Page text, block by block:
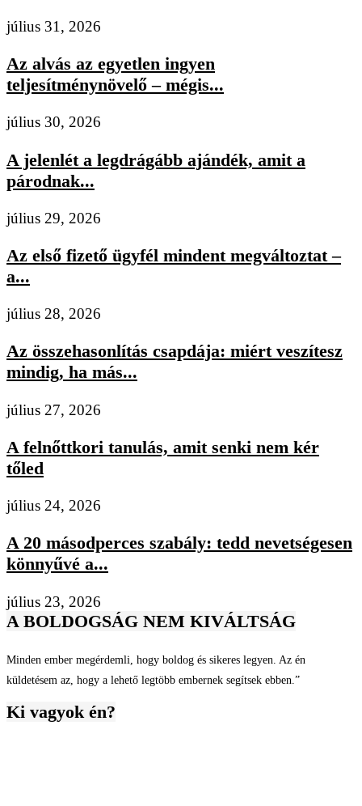
július 31, 2026
Az alvás az egyetlen ingyen
teljesítménynövelő – mégis...
július 30, 2026
A jelenlét a legdrágább ajándék, amit a
párodnak...
július 29, 2026
Az első fizető ügyfél mindent megváltoztat –
a...
július 28, 2026
Az összehasonlítás csapdája: miért veszítesz
mindig, ha más...
július 27, 2026
A felnőttkori tanulás, amit senki nem kér
tőled
július 24, 2026
A 20 másodperces szabály: tedd nevetségesen
könnyűvé a...
július 23, 2026
A BOLDOGSÁG NEM KIVÁLTSÁG
Minden ember megérdemli, hogy boldog és sikeres legyen. Az én
küldetésem az, hogy a lehető legtöbb embernek segítsek ebben.”
Ki vagyok én?